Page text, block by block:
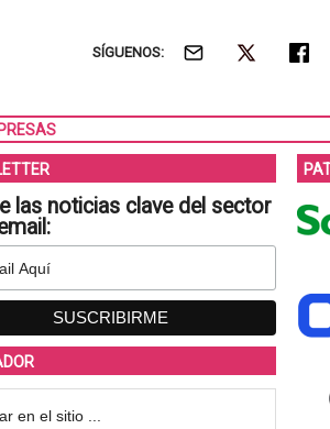
SÍGUENOS:
las noticias clave del sector